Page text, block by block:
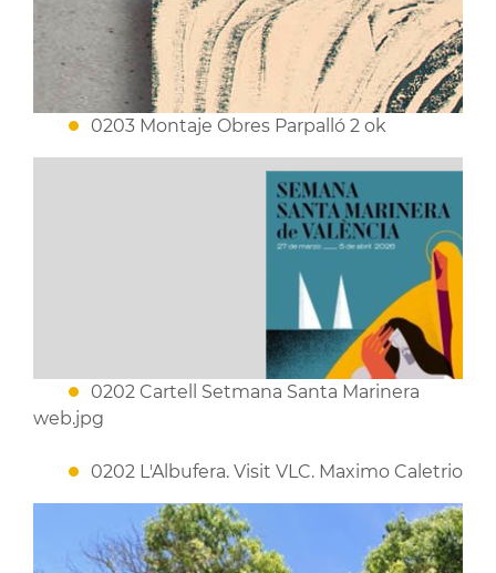
0203 Montaje Obres Parpalló 2 ok
0202 Cartell Setmana Santa Marinera
web.jpg
0202 L'Albufera. Visit VLC. Maximo Caletrio